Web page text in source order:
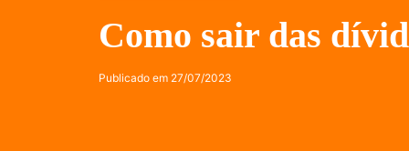
Como sair das
Publicado em 27/07/2023